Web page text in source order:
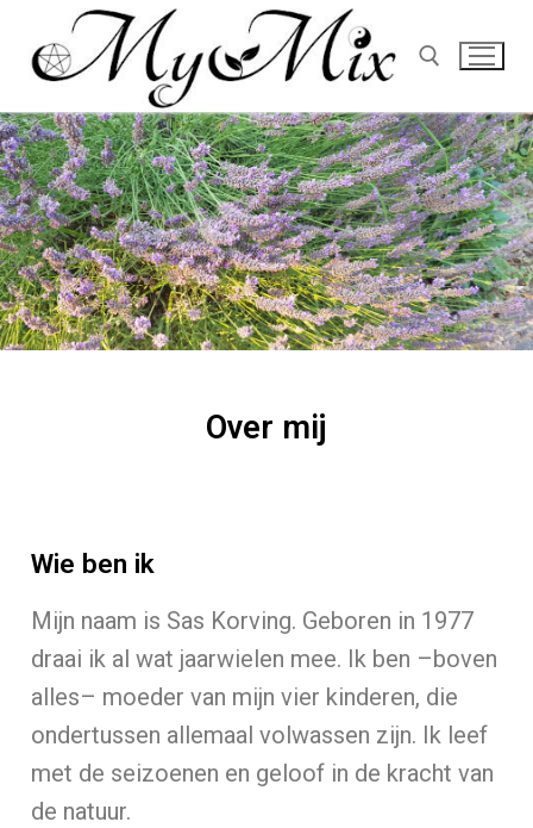
Over mij
Wie ben ik
Mijn naam is Sas Korving. Geboren in 1977
draai ik al wat jaarwielen mee. Ik ben –boven
alles– moeder van mijn vier kinderen, die
ondertussen allemaal volwassen zijn. Ik leef
met de seizoenen en geloof in de kracht van
de natuur.